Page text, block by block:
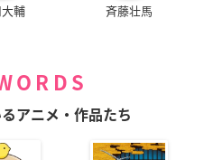
輔 斉藤壮馬
アニメ・作品たち